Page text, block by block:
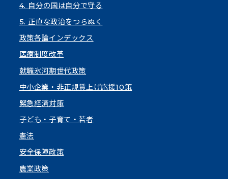
4. 自分の国は自分で守る
5. 正直な政治をつらぬく
政策各論インデックス
医療制度改革
就職氷河期世代政策
中小企業・非正規賃上げ応援10策
緊急経済対策
子ども・子育て・若者
憲法
安全保障政策
農業政策